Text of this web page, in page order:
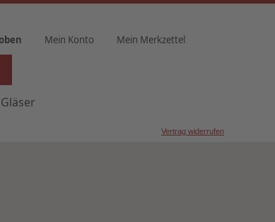
Mein Konto Mein Merkzettel
Gläser
Vertrag widerrufen